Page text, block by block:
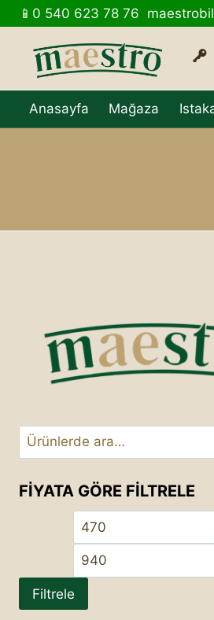
İçeriğe
geç
📱0 540 623 78 76
Anasayfa Mağaza
Ara:
FIYATA GÖRE FILTRELE
En
fiyat
Filtrele